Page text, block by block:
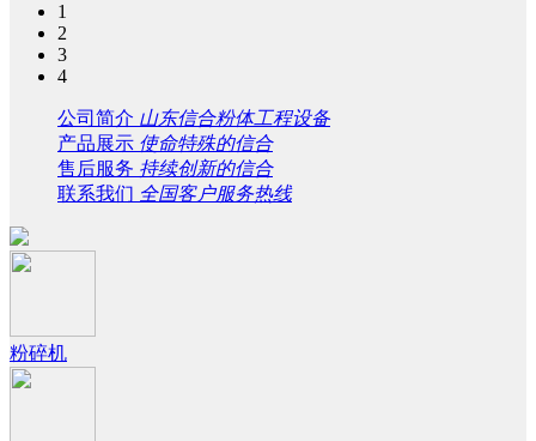
1
2
3
4
公司简介 山东信合粉体工程设备
产品展示 使命特殊的信合
售后服务 持续创新的信合
联系我们 全国客户服务热线
粉碎机